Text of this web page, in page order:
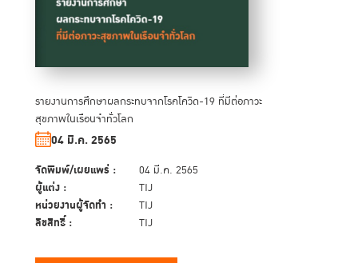
รายงานการศึกษาผลกระทบจากโรคโควิด-19 ที่มีต่อภาวะ
สุขภาพในเรือนจำทั่วโลก
04 มี.ค. 2565
จัดพิมพ์/เผยแพร่ : 04 มี.ค. 2565
ผู้แต่ง : TIJ
หน่วยงานผู้จัดทำ : TIJ
ลิขสิทธิ์ : TIJ